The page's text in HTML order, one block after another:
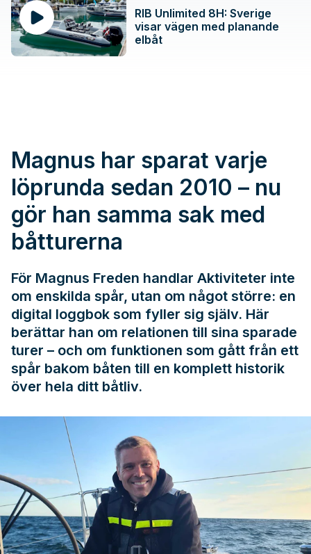
RIB Unlimited 8H: Sverige
visar vägen med planande
elbåt
Magnus har sparat varje
löprunda sedan 2010 – nu
gör han samma sak med
båtturerna
För Magnus Freden handlar Aktiviteter inte
om enskilda spår, utan om något större: en
digital loggbok som fyller sig själv. Här
berättar han om relationen till sina sparade
turer – och om funktionen som gått från ett
spår bakom båten till en komplett historik
över hela ditt båtliv.